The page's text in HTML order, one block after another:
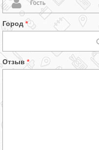
Город *
Отзыв *